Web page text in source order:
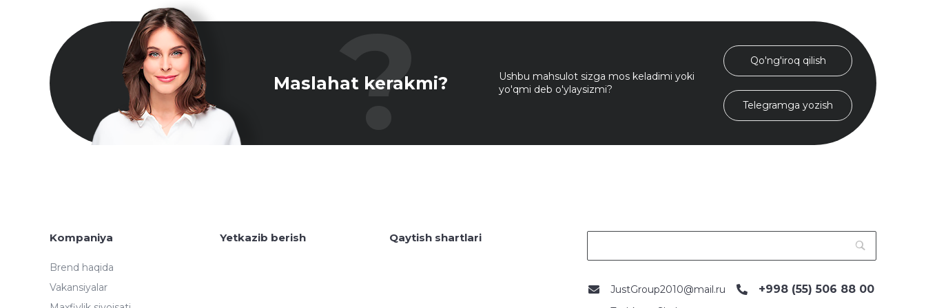
Maslahat kerakmi?
Ushbu mahsulot sizga mos keladimi yoki
yo'qmi deb o'ylaysizmi?
Qo'ng'iroq qilish
Telegramga yozish
Kompaniya
Brend haqida
Vakansiyalar
Yetkazib berish Qaytish shartlari
JustGroup2010@mail.ru +998 (55) 506 88 00